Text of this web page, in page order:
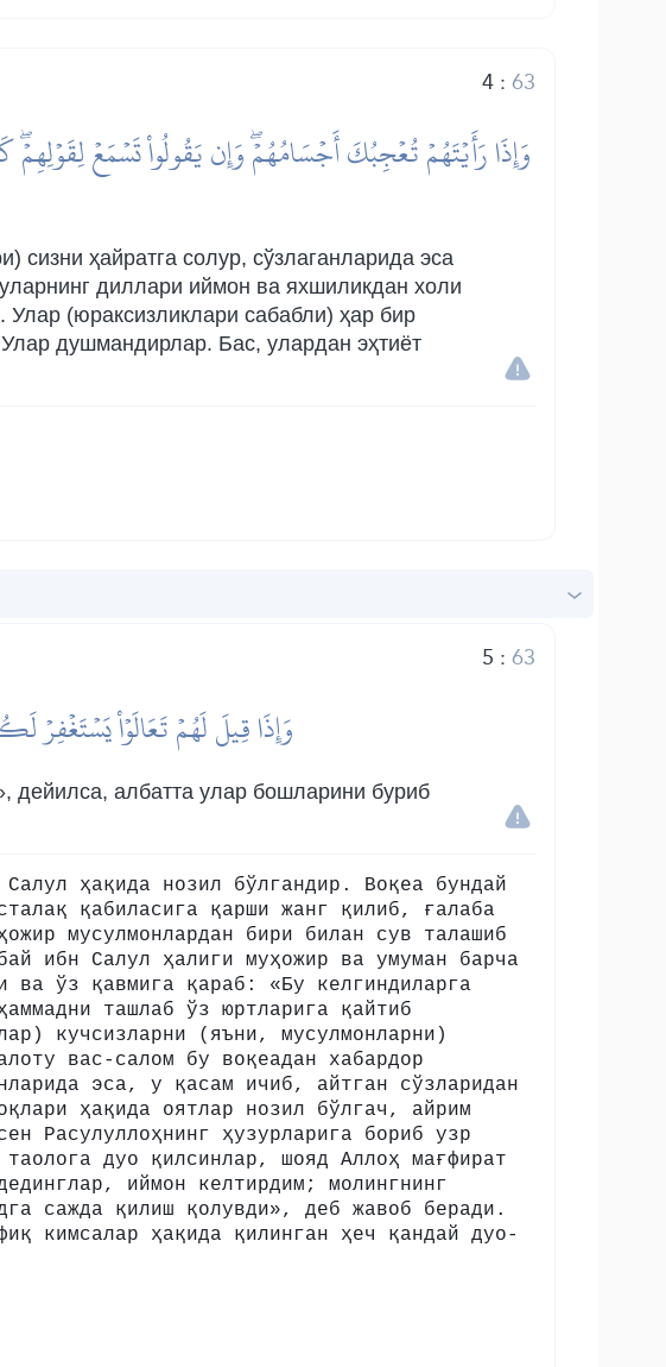
4:63
сизни ҳайратга солур, сўзлаганларида эса
диллари иймон ва яхшиликдан холи
Улар (юраксизликлари сабабли) ҳар бир
душмандирлар. Бас, улардан эҳтиёт
5 :63
وَإِذَا قِيلَ لَهُمۡ تَعَالَوۡاْ
дейилса, албатта улар бошларини буриб
ҳақида нозил бўлгандир. Воқеа бундай
қабиласига қарши жанг қилиб, ғалаба
мусулмонлардан бири билан сув талашиб
ибн Салул ҳалиги муҳожир ва умуман барча
ва ўз қавмига қараб: «Бу келгиндиларга
ташлаб ўз юртларига қайтиб
кучсизларни (яъни, мусулмонларни)
вас-салом бу воқеадан хабардор
эса, у қасам ичиб, айтган сўзларидан
ҳақида оятлар нозил бўлгач, айрим
Расулуллоҳнинг ҳузурларига бориб узр
дуо қилсинлар, шояд Аллоҳ мағфират
иймон келтирдим; молингнинг
сажда қилиш қолувди», деб жавоб беради.
кимсалар ҳақида қилинган ҳеч қандай дуо-